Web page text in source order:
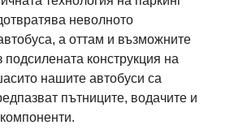
неволното
а оттам и възможните
конструкция на
нашите автобуси са
пътниците, водачите и